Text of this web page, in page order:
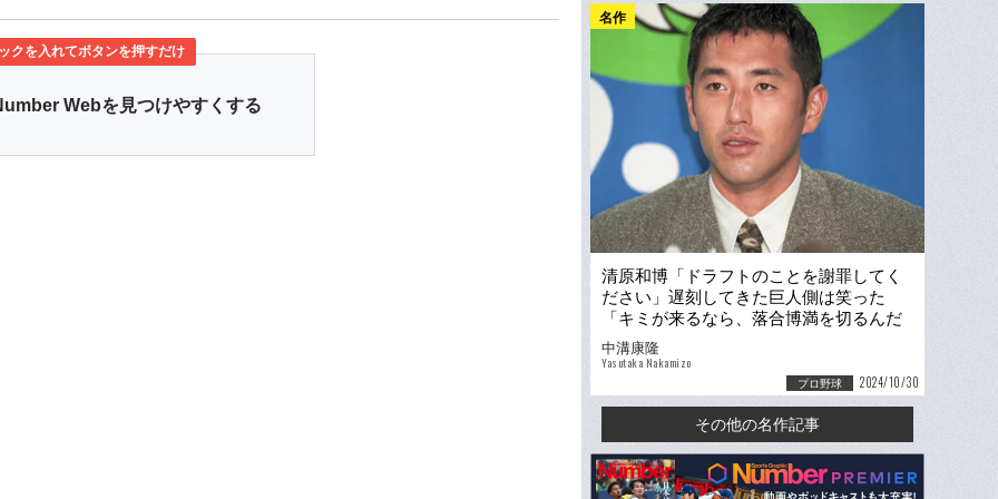
クを入れてボタンを押すだけ
Webを見つけやすくする
名作
清原和博「ドラフトのことを謝罪してく
ださい」遅刻してきた巨人側は笑った
「キミが来るなら、落合博満を切るんだ
よ」…FA移籍「落合vs清原」騒動
中溝康隆
Yasutaka Nakamizo
プロ野球 2024/10/30
その他の名作記事